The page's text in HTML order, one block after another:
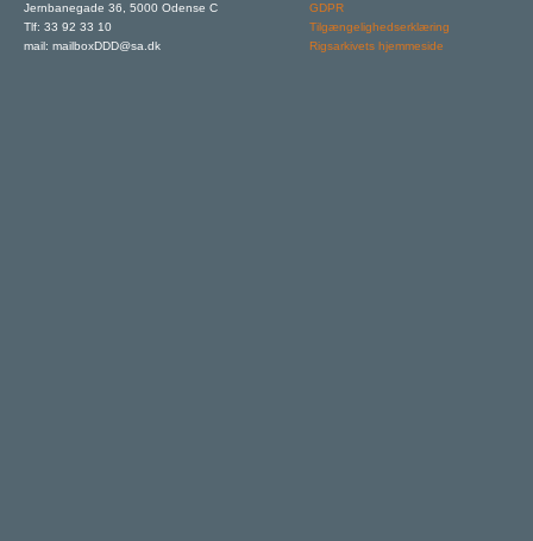
Jernbanegade 36, 5000 Odense C
Tlf: 33 92 33 10
mail: mailboxDDD@sa.dk
GDPR
Tilgængelighedserklæring
Rigsarkivets hjemmeside